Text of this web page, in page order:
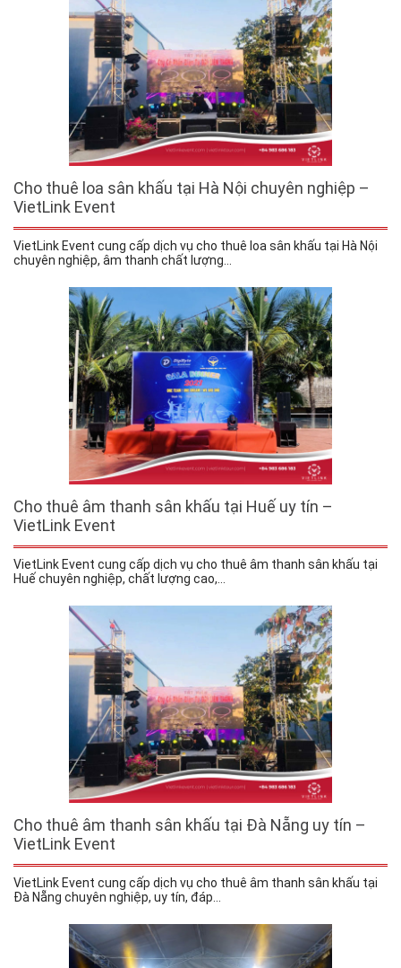
Cho thuê loa sân khấu tại Hà Nội chuyên nghiệp –
VietLink Event
VietLink Event cung cấp dịch vụ cho thuê loa sân khấu tại Hà Nội
chuyên nghiệp, âm thanh chất lượng...
Cho thuê âm thanh sân khấu tại Huế uy tín –
VietLink Event
VietLink Event cung cấp dịch vụ cho thuê âm thanh sân khấu tại
Huế chuyên nghiệp, chất lượng cao,...
Cho thuê âm thanh sân khấu tại Đà Nẵng uy tín –
VietLink Event
VietLink Event cung cấp dịch vụ cho thuê âm thanh sân khấu tại
Đà Nẵng chuyên nghiệp, uy tín, đáp...